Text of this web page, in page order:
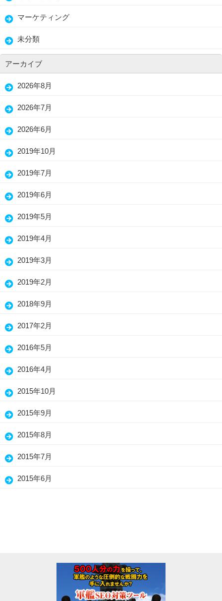
マーケティング
未分類
アーカイブ
2026年8月
2026年7月
2026年6月
2019年10月
2019年7月
2019年6月
2019年5月
2019年4月
2019年3月
2019年2月
2018年9月
2017年2月
2016年5月
2016年4月
2015年10月
2015年9月
2015年8月
2015年7月
2015年6月